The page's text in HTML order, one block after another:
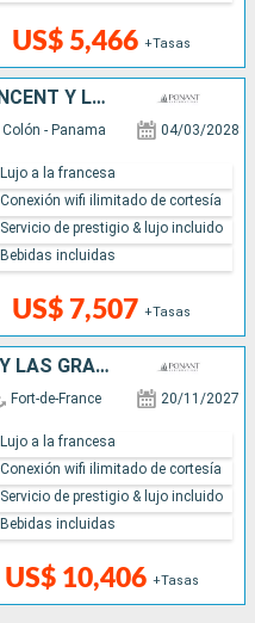
US$ 5,466 +Tasas
PANAMÁ, COLOMBIA, SAN VINCENT Y LAS GRANADINAS, SANTA LUCIA
Colón - Panama 04/03/2028
US$ 7,507 +Tasas
Lujo a la francesa
Conexión wifi ilimitado de cortesía
Servicio de prestigio & lujo incluido
Bebidas incluidas
SANTA LUCIA, SAN VINCENT Y LAS GRANADINAS, COLOMBIA, PANAMÁ
Fort-de-France 20/11/2027
US$ 10,406 +Tasas
Lujo a la francesa
Conexión wifi ilimitado de cortesía
Servicio de prestigio & lujo incluido
Bebidas incluidas